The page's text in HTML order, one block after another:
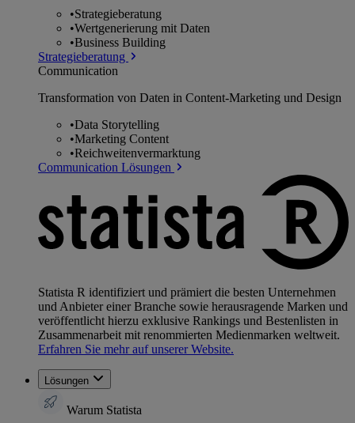
•Strategieberatung
•Wertgenerierung mit Daten
•Business Building
Strategieberatung
Communication
Transformation von Daten in Content-Marketing und Design
•Data Storytelling
•Marketing Content
•Reichweitenvermarktung
Communication Lösungen
Statista R identifiziert und prämiert die besten Unternehmen
und Anbieter einer Branche sowie herausragende Marken und
veröffentlicht hierzu exklusive Rankings und Bestenlisten in
Zusammenarbeit mit renommierten Medienmarken weltweit.
Erfahren Sie mehr auf unserer Website.
Lösungen
Warum Statista